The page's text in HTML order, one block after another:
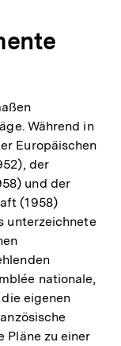
Während in
Europäischen
der
und der
(1958)
unterzeichnete
nationale,
eigenen
Pläne zu einer